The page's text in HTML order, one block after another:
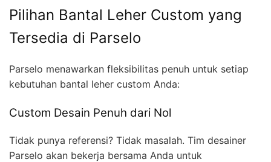
Pilihan Bantal Leher Custom yang
Tersedia di Parselo
Parselo menawarkan fleksibilitas penuh untuk setiap
kebutuhan bantal leher custom Anda:
Custom Desain Penuh dari Nol
Tidak punya referensi? Tidak masalah. Tim desainer
Parselo akan bekerja bersama Anda untuk